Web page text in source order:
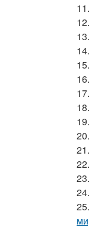
11.
12.
13.
14.
15.
16.
17.
18.
19.
20.
21.
22.
23.
24.
25.